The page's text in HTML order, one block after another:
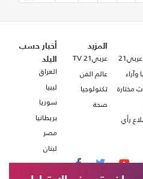
وآراء
مختارة
رأي
المزيد
عربي21 TV
عالم الفن
تكنولوجيا
صحة
أخبار حسب
البلد
العراق
ليبيا
سوريا
بريطانيا
مصر
لبنان